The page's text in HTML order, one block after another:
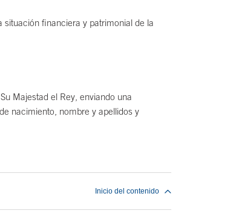
situación financiera y patrimonial de la
Majestad el Rey, enviando una
nacimiento, nombre y apellidos y
Inicio del contenido